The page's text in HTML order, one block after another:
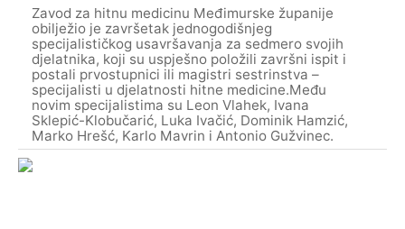
Zavod za hitnu medicinu Međimurske županije
obilježio je završetak jednogodišnjeg
specijalističkog usavršavanja za sedmero svojih
djelatnika, koji su uspješno položili završni ispit i
postali prvostupnici ili magistri sestrinstva –
specijalisti u djelatnosti hitne medicine.Među
novim specijalistima su Leon Vlahek, Ivana
Sklepić-Klobučarić, Luka Ivačić, Dominik Hamzić,
Marko Hrešć, Karlo Mavrin i Antonio Gužvinec.